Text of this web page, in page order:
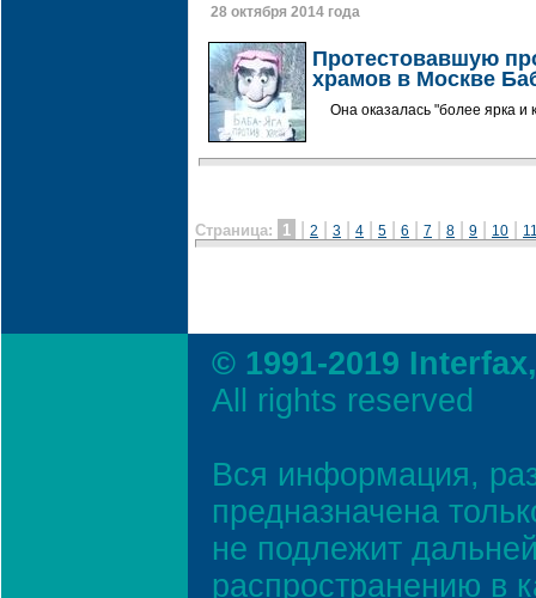
28 октября 2014 года
Протестовавшую
храмов в Москве
Она оказалась "более ярка и
Страница: 1 2 3 4 5 6 7 8 9 10
© 1991-2019
All rights reserved
Вся информация,
предназначена
не подлежит
распространению в